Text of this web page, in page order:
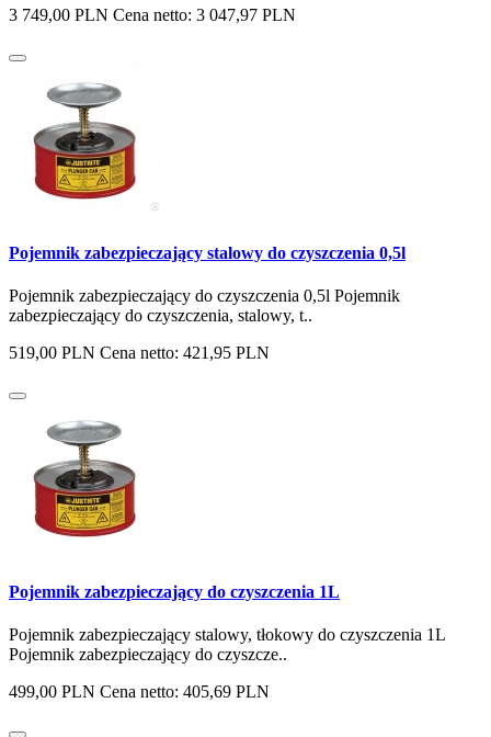
3 749,00 PLN Cena netto: 3 047,97 PLN
Pojemnik zabezpieczający stalowy do czyszczenia 0,5l
Pojemnik zabezpieczający do czyszczenia 0,5l Pojemnik
zabezpieczający do czyszczenia, stalowy, t..
519,00 PLN Cena netto: 421,95 PLN
Pojemnik zabezpieczający do czyszczenia 1L
Pojemnik zabezpieczający stalowy, tłokowy do czyszczenia 1L
Pojemnik zabezpieczający do czyszcze..
499,00 PLN Cena netto: 405,69 PLN